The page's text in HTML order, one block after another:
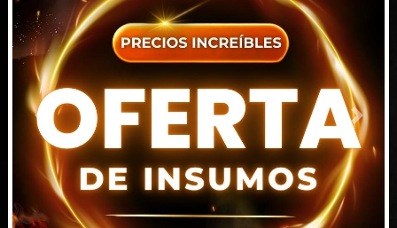
Previous Next
7815 NW 15TH ST DORAL FL 33126-1109
Florida, EEUU
+1 786 698 9101
ventas1@intrahard.com
Alsina 829, Paraná
Entre Ríos
343 509-7450
info@intrahard.com